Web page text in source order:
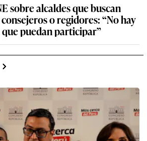
sobre alcaldes que buscan
o regidores: “No hay
puedan participar”